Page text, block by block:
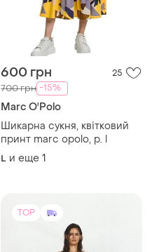
600 грн 25
700 грн -15%
Marc O'Polo
Шикарна сукня, квітковий
принт marc opolo, р. l
L и еще 1
TOP